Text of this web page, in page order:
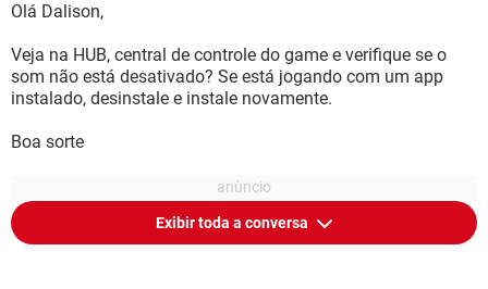
Olá Dalison,
Veja na HUB, central de controle do game e verifique se o
som não está desativado? Se está jogando com um app
instalado, desinstale e instale novamente.
Boa sorte
Exibir toda a conversa